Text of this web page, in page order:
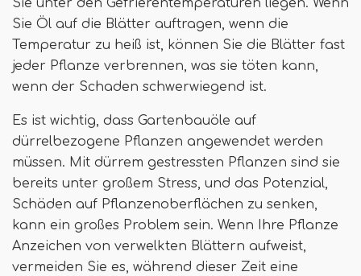
Sie unter den Gefrierentemperaturen liegen. Wenn
Sie Öl auf die Blätter auftragen, wenn die
Temperatur zu heiß ist, können Sie die Blätter fast
jeder Pflanze verbrennen, was sie töten kann,
wenn der Schaden schwerwiegend ist.
Es ist wichtig, dass Gartenbauöle auf
dürrelbezogene Pflanzen angewendet werden
müssen. Mit dürrem gestressten Pflanzen sind sie
bereits unter großem Stress, und das Potenzial,
Schäden auf Pflanzenoberflächen zu senken,
kann ein großes Problem sein. Wenn Ihre Pflanze
Anzeichen von verwelkten Blättern aufweist,
vermeiden Sie es, während dieser Zeit eine